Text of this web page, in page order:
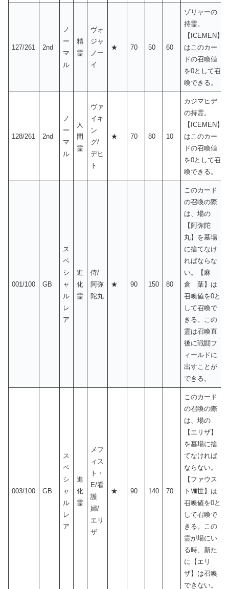
127/261 2nd
ノ
ー
マ
ル
精
霊
ヴォ
ジャ
ノー
イ
★ 70 50 60
ゾリャーの
持霊。
【ICEMEN】
はこのカー
ドの召喚値
を0として召
喚できる。
128/261 2nd
ノ
ー
マ
ル
人
間
霊
ヴァ
イキ
ン
グ/
デヒ
ト
★ 70 80 10
カジマヒデ
の持霊。
【ICEMEN】
はこのカー
ドの召喚値
を0として召
喚できる。
001/100 GB
ス
ペ
シ
ャ
ル
レ
ア
進
化
霊
侍/
阿弥
陀丸
★ 90 150 80
このカード
の召喚の際
は、場の
【阿弥陀
丸】を墓場
に捨てなけ
ればならな
い。【麻
倉 葉】は
召喚値を0と
して召喚で
きる。この
霊は召喚直
後に戦闘フ
ィールドに
出すことが
できる。
003/100 GB
ス
ペ
シ
ャ
ル
レ
ア
進
化
霊
メフ
ィス
ト・
E/看
護
婦/
エリ
ザ
★ 90 140 70
このカード
の召喚の際
は、場の
【エリザ】
を墓場に捨
てなければ
ならない。
【ファウス
トⅧ世】は
召喚値を0と
して召喚で
きる。この
霊が場にい
る時、新た
に【エリ
ザ】は召喚
できない。